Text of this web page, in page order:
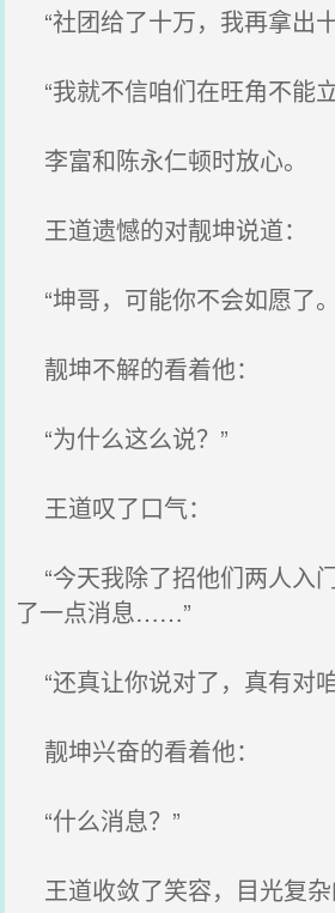
“社团给了十万，我再拿出
“我就不信咱们在旺角不能
李富和陈永仁顿时放心。
王道遗憾的对靓坤说道：
“坤哥，可能你不会如愿了
靓坤不解的看着他：
“为什么这么说？”
王道叹了口气：
“今天我除了招他们两人入
了一点消息……”
“还真让你说对了，真有对
靓坤兴奋的看着他：
“什么消息？”
王道收敛了笑容，目光复杂